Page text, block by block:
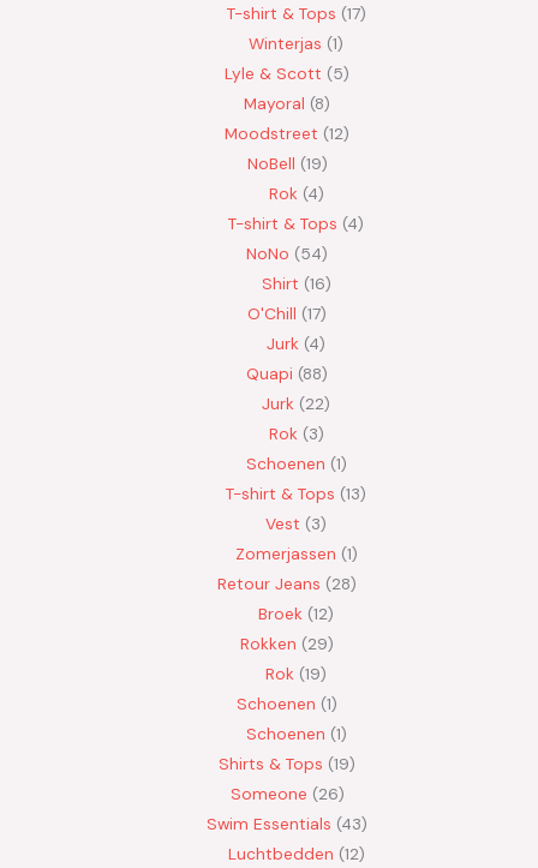
T-shirt & Tops 17
Winterjas 1
Lyle & Scott
5
Mayoral 8
Moodstreet 12
NoBell 19
Rok 4
T-shirt & Tops 4
NoNo
54
Shirt 16
O'Chill 17
Jurk 4
Quapi 88
Jurk 22
Rok 3
Schoenen 1
T-shirt & Tops 13
Vest
3
Zomerjassen 1
Retour Jeans
28
Broek 12
Rokken
29
Rok 19
Schoenen 1
Schoenen 1
Shirts & Tops 19
Someone 26
Swim Essentials 43
Luchtbedden 12